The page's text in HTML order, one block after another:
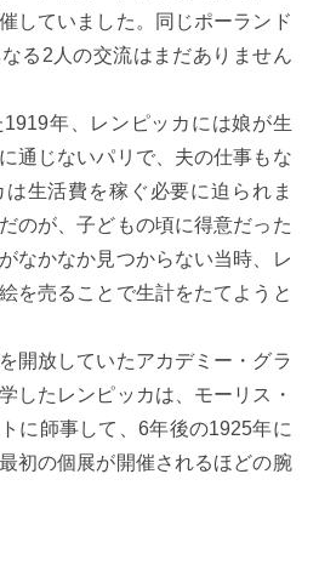
していました。同じポーランド
る2人の交流はまだありません
年、レンピッカには娘が生
通じないパリで、夫の仕事もな
生活費を稼ぐ必要に迫られま
のが、子どもの頃に得意だった
なかなか見つからない当時、レ
を売ることで生計をたてようと
開放していたアカデミー・グラ
したレンピッカは、モーリス・
に師事して、6年後の1925年に
初の個展が開催されるほどの腕